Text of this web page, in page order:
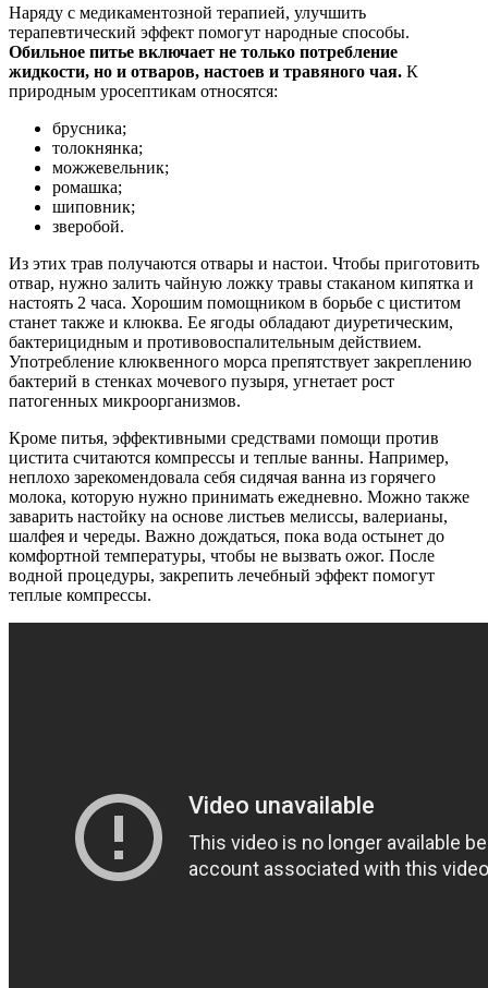
Наряду с медикаментозной терапией, улучшить
терапевтический эффект помогут народные способы.
Обильное питье включает не только потребление
жидкости, но и отваров, настоев и травяного чая. К
природным уросептикам относятся:
брусника;
толокнянка;
можжевельник;
ромашка;
шиповник;
зверобой.
Из этих трав получаются отвары и настои. Чтобы приготовить
отвар, нужно залить чайную ложку травы стаканом кипятка и
настоять 2 часа. Хорошим помощником в борьбе с циститом
станет также и клюква. Ее ягоды обладают диуретическим,
бактерицидным и противовоспалительным действием.
Употребление клюквенного морса препятствует закреплению
бактерий в стенках мочевого пузыря, угнетает рост
патогенных микроорганизмов.
Кроме питья, эффективными средствами помощи против
цистита считаются компрессы и теплые ванны. Например,
неплохо зарекомендовала себя сидячая ванна из горячего
молока, которую нужно принимать ежедневно. Можно также
заварить настойку на основе листьев мелиссы, валерианы,
шалфея и череды. Важно дождаться, пока вода остынет до
комфортной температуры, чтобы не вызвать ожог. После
водной процедуры, закрепить лечебный эффект помогут
теплые компрессы.